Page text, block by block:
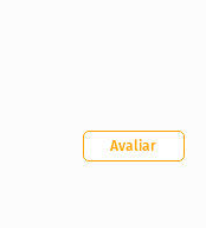
Avaliar